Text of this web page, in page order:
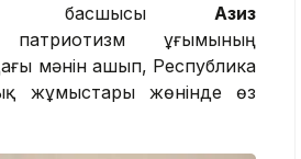
басшысы Азиз
патриотизм ұғымының
мәнін ашып, Республика
жұмыстары жөнінде өз